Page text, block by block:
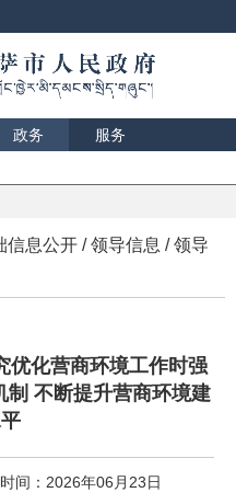
政务
服务
信息公开 /领导信息 /领导
优化营商环境工作时强
制 不断提升营商环境建
间：2026年06月23日